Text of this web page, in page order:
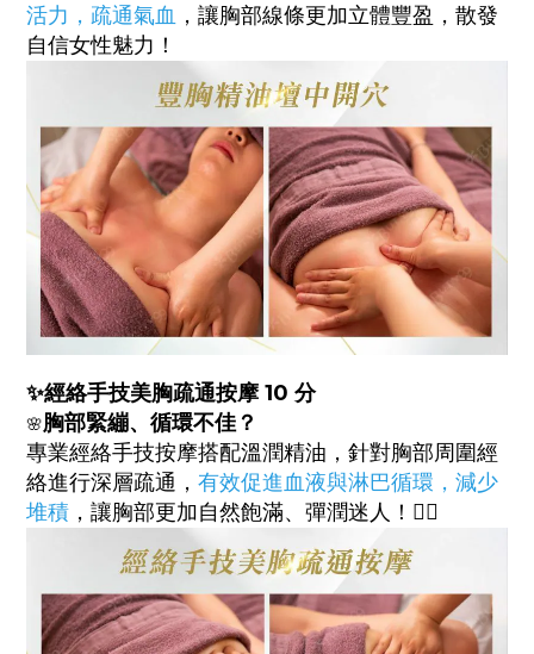
活力，疏通氣血 ，讓胸部線條更加立體豐盈，散發
自信女性魅力！
✨經絡手技美胸疏通按摩 10 分
🌸胸部緊繃、循環不佳？
專業經絡手技按摩搭配溫潤精油，針對胸部周圍經
絡進行深層疏通， 有效促進血液與淋巴循環，減少
堆積 ，讓胸部更加自然飽滿、彈潤迷人！💆‍♀️